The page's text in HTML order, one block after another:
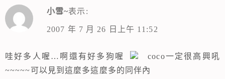
小雪~表示:
2007 年 7 月 26 日上午 11:52
哇好多人喔…啊還有好多狗喔
coco一定很高興吼
~~~~~可以見到這麼多這麼多的同伴內